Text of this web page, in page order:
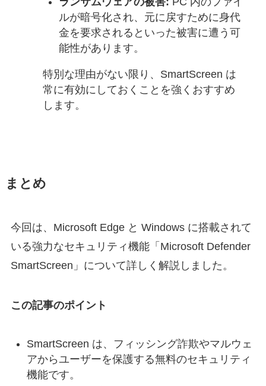
ルが暗号化され、元に戻すために身代
金を要求されるといった被害に遭う可
能性があります。
特別な理由がない限り、SmartScreen は
常に有効にしておくことを強くおすすめ
します。
まとめ
今回は、Microsoft Edge と Windows に搭載されて
いる強力なセキュリティ機能「Microsoft Defender
SmartScreen」について詳しく解説しました。
この記事のポイント
SmartScreen は、フィッシング詐欺やマルウェ
アからユーザーを保護する無料のセキュリティ
機能です。